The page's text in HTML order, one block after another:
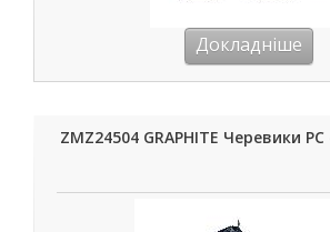
Докладніше
ZMZ24504 GRAPHITE Черевики РС